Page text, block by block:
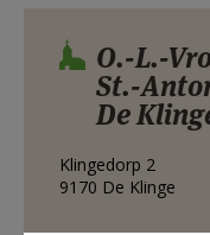
HULP
AANMELDEN
O.-L.-
St.-
De
Klingedorp 2
9170 De Klinge